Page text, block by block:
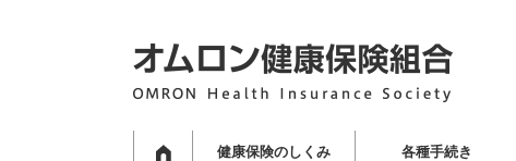
健康保険のしくみ 各種手続き